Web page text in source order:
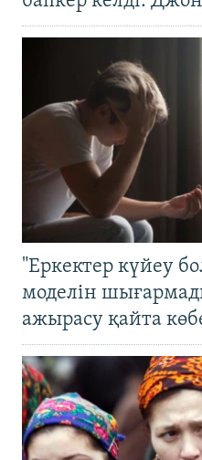
"Еркектер күйеу
моделін
ажырасу қайта